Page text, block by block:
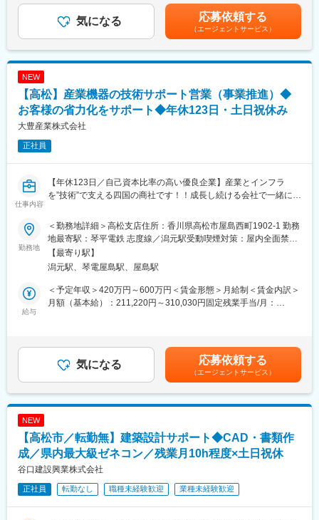
■業務の魅力
地域に根ざし、「住みよい街」を作る仕事を通して社会貢献が実
休・産休制度も整い、家庭との両立も可能です。
■教育体制
OJTと資格取得支援（教材配布・費用補助）があり、未経験から
専門性を身につけられる環境です。
マイカー通勤OK、残業少なめ（平均月25時間）、時短勤務や休日
調整も柔軟に対応します。
■想定されるキャリアパス
実績や評価に応じて昇給や役職登用、関連資格取得による手当支
■企業の特徴/魅力
グループ設立30年以上、丸亀・坂出エリアで高い信頼と実績を誇
る地域密着企業です。
変更の範囲：会社の定める業務
うお仕事です。
お客様は住宅メーカー・工務店の社長や現場監督など。長くお付
き合いする取引先が多く、信頼関係を築く営業スタイルです。
います。
（2）見積作成・工事打ち合わせ
建物の図面や現場状況を確認し、必要な足場の種類や数量を見積
■入社後の流れ：
事の流れや専門知識をイチから覚えていける環境です。
※現地調査：見積作成のため実際の建設現場へ行き、必要な足場の
種類や数を確認する作業です。
私たちが築くのは、建設現場の「見えないインフラ」。匠の力で
組み上げる仮設足場は、地図に名前が残らなくても、人々の記憶
■業務の魅力：
◇自分が手配した足場によって建設工事が始まり、建物が完成し
関われるお仕事です。
当や目標達成もチームで進めていきます。
変更の範囲：会社の定める業務
※近年実績4ヶ月分／評価・業績により変動■その他固定手当：職
務手当（3万円）■モデル年収：主任級：450万～580万課長級：
560万～780万賃金はあくまでも目安の金額であり、選考を通じて
上下する可能性があります。月給(月額)は固定手当を含めた表記で
す。
気になる 応募依頼する
（エージェントサービス）
NEW
【高松】産業機器の技術サポート営業（事業推進）◆
お客様の省力化をサポート◆年休123日・土日祝休み
大豊産業株式会社
正社員
仕事内容
【年休123日／自己資本比率の高い優良企業】産業とインフラ
を”技術”で支える四国の商社です！！成長し続ける会社で一緒に働
■業務概要：
本ポジションでは、電気や計装、機械分野の産業機器を中心とし
た営業を行う支店所属メンバーのサポート業務を行いながら、事
業全体の推進に貢献いただくポジションです。
＜具体的には…＞
・大手メーカーとの連携による拡販拡大を支援し、拠点向けの技
術教育や組織サポートも担当するなど、幅広い業務を通して事業
◇取扱い商材：産業機器、DX、IoT商材
◇顧客：各種大手、中小プラント、製造業、官公庁 他
◇担当顧客数：本部の場合、担当でなく現場サポート及びメーカ
◇アプローチ方法：訪問、WEB、展示会他
勤務地
＜勤務地詳細＞高松支店住所：香川県高松市屋島西町1902-1 勤務
地最寄駅：琴平電鉄 志度線／潟元駅受動喫煙対策：屋内全面禁煙
変更の範囲：会社の定める事業所
【最寄り駅】
潟元駅、琴電屋島駅、屋島駅
給与
＜予定年収＞420万円～600万円＜賃金形態＞月給制＜賃金内訳＞
月額（基本給）：211,220円～310,030円固定残業手当/月：
予定年収は経験・年齢・スキルなどを考慮の上で最終決定いたし
ます。■昇給：年1回（4月）3,000円～7,800円／月■賞与：年2回
（平均4.18ヶ月／年）賃金はあくまでも目安の金額であり、選考
を通じて上下する可能性があります。月給(月額)は固定手当を含め
た表記です。
気になる 応募依頼する
（エージェントサービス）
NEW
【高松市／転勤無】建築設計サポート◆CAD・書類作
成／県内最大級ゼネコン／残業月10h程度×土日祝休
谷口建設興業株式会社
正社員 転勤なし 職種未経験歓迎 業種未経験歓迎